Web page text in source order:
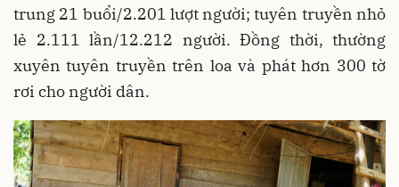
trung 21 buổi/2.201 lượt người; tuyên truyền nhỏ
lẻ 2.111 lần/12.212 người. Đồng thời, thường
xuyên tuyên truyền trên loa và phát hơn 300 tờ
rơi cho người dân.